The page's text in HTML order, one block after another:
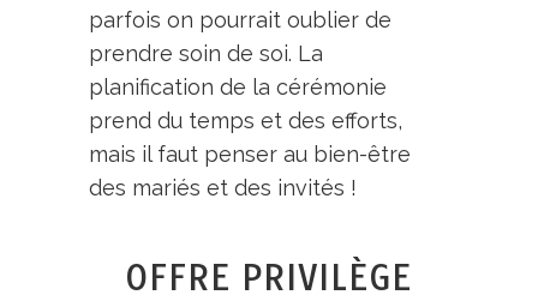
parfois on pourrait oublier de
prendre soin de soi. La
planification de la cérémonie
prend du temps et des efforts,
mais il faut penser au bien-être
des mariés et des invités !
OFFRE PRIVILÈGE